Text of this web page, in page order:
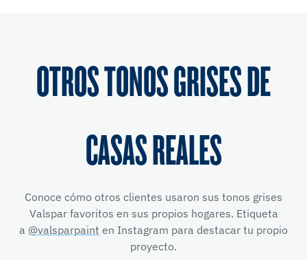
OTROS TONOS GRISES DE
CASAS REALES
Conoce cómo otros clientes usaron sus tonos grises
Valspar favoritos en sus propios hogares. Etiqueta
a @valsparpaint en Instagram para destacar tu propio
proyecto.